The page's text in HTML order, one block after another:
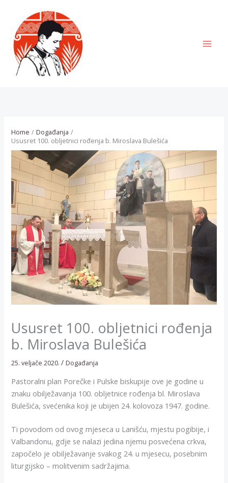
content
Home
Događanja
Ususret 100. obljetnici rođenja b. Miroslava Bulešića
Ususret 100. obljetnici rođenja
b. Miroslava Bulešića
25. veljače 2020./ Događanja
Pastoralni plan Porečke i Pulske biskupije ove je godine u
znaku obilježavanja 100. obljetnice rođenja bl. Miroslava
Bulešića, svećenika koji je ubijen 24. kolovoza 1947. godine.
Ti povodom od ovog mjeseca u Lanišću, mjestu pogibije, i
Valbandonu, gdje se nalazi jedina njemu posvećena crkva,
započelo je obilježavanje svakog 24. u mjesecu, posebnim
liturgijsko – molitvenim sadržajima.